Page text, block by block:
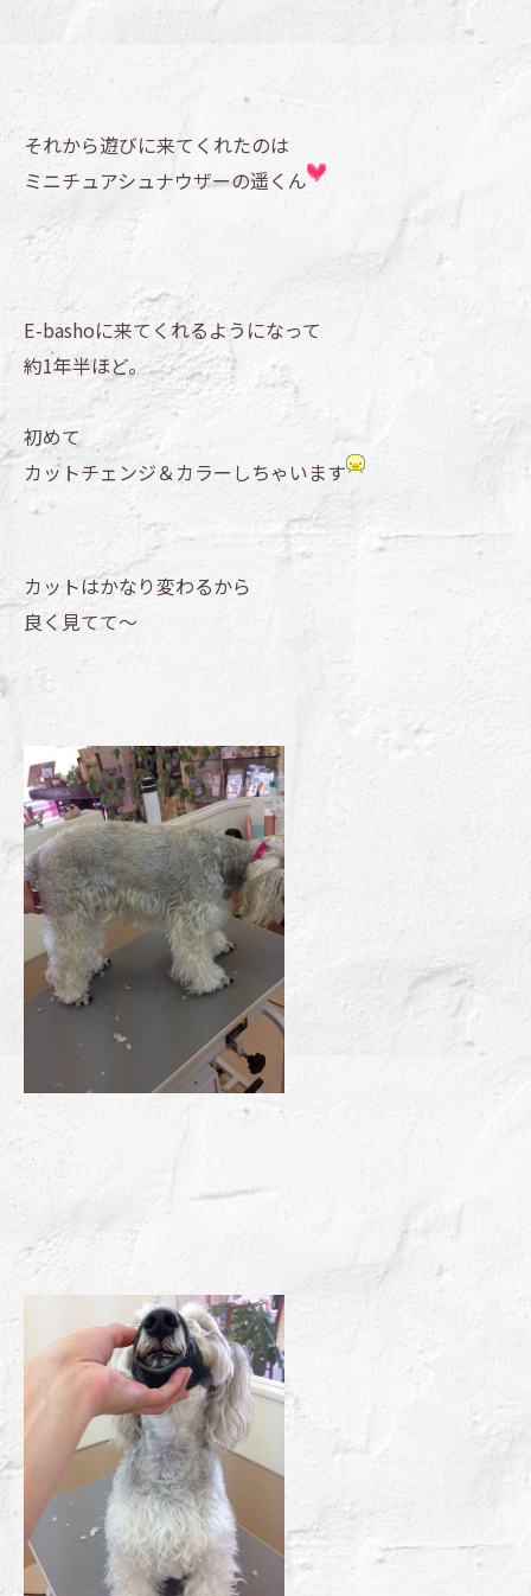
それから遊びに来てくれたのは
ミニチュアシュナウザーの遥くん
E-bashoに来てくれるようになって
約1年半ほど。
初めて
カットチェンジ＆カラーしちゃいます
カットはかなり変わるから
良く見てて～